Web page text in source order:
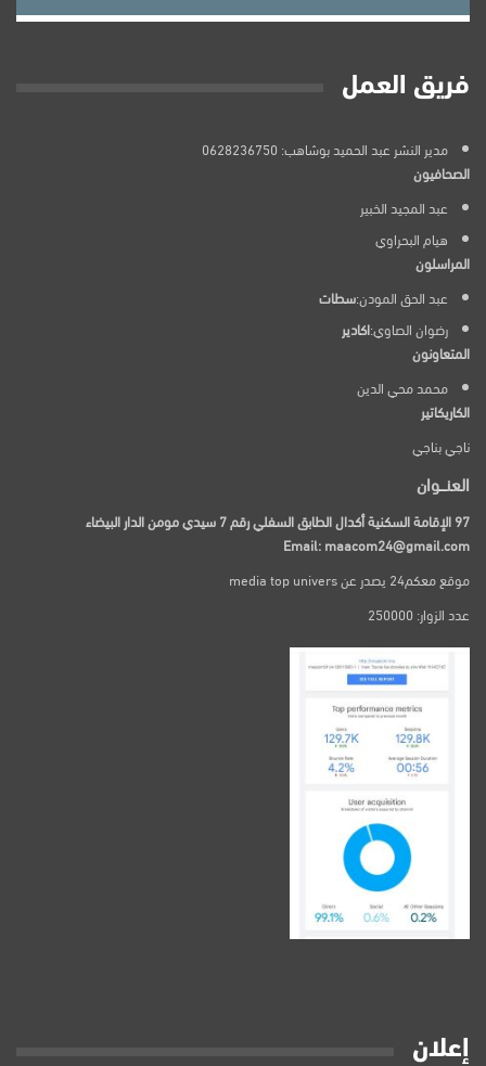
فريق العمل
مدير النشر عبد الحميد بوشاهب: 0628236750
الصحافيون
عبد المجيد الخبير
هيام البحراوي
المراسلون
عبد الحق المودن:سطات
رضوان الصاوي:اكادير
المتعاونون
محمد محي الدين
الكاريكاتير
ناجي بناجي
العنـــوان
97 الإقامة السكنية أكدال الطابق السفلي رقم 7 سيدي مومن الدار البيضاء
Email: maacom24@gmail.com
موقع معكم24 يصدر عن media top univers
عدد الزوار: 250000
إعلان